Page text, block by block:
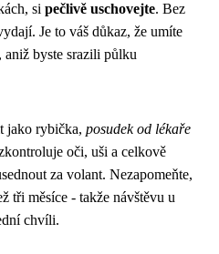
si pečlivě uschovejte. Bez
Je to váš důkaz, že umíte
aniž byste srazili půlku
jako rybička, posudek od lékaře
oči, uši a celkově
za volant. Nezapomeňte,
tři měsíce - takže návštěvu u
chvíli.